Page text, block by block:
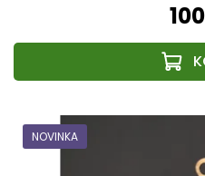
NOVINKA